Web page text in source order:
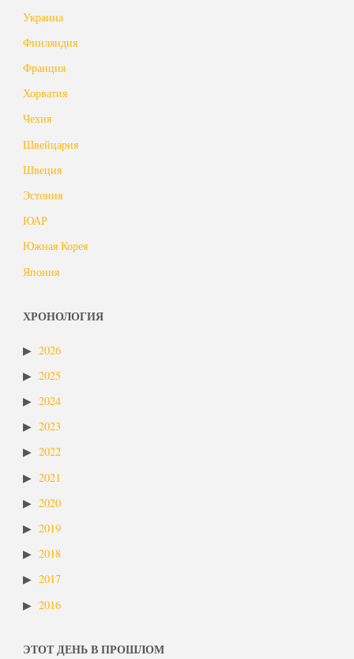
Украина
Финляндия
Франция
Хорватия
Чехия
Швейцария
Швеция
Эстония
ЮАР
Южная Корея
Япония
ХРОНОЛОГИЯ
2026
2025
2024
2023
2022
2021
2020
2019
2018
2017
2016
ЭТОТ ДЕНЬ В ПРОШЛОМ